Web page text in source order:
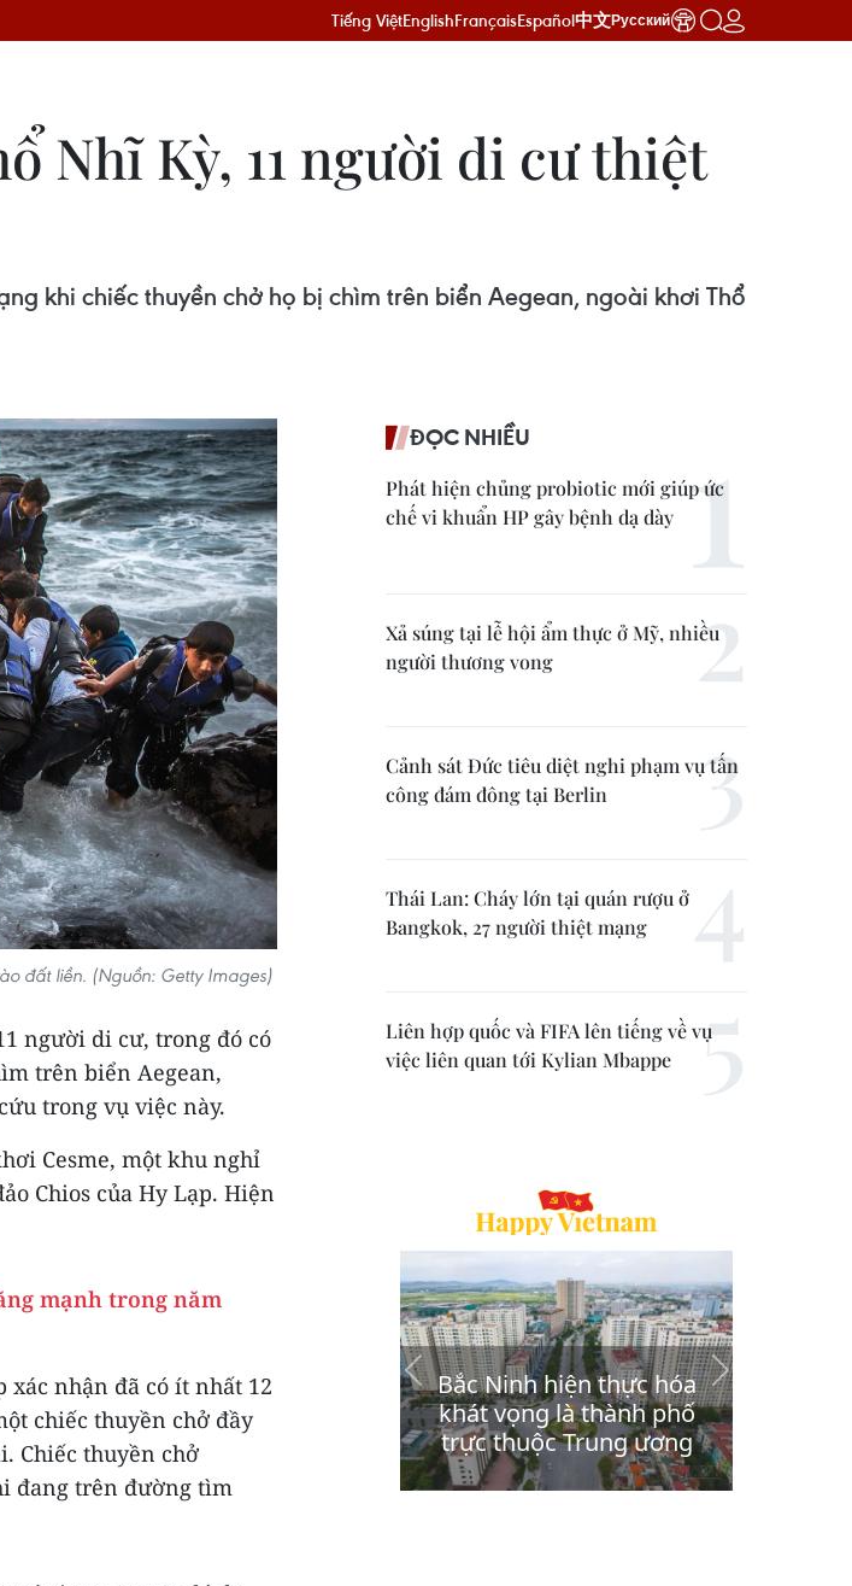
Tiếng ViệtEnglishFrançaisEspañol中文Русский
Nhĩ Kỳ, 11 người di cư thiệt
khi chiếc thuyền chở họ bị chìm trên biển Aegean, ngoài khơi Thổ
đất liền. (Nguồn: Getty Images)
người di cư, trong đó có
trên biển Aegean,
trong vụ việc này.
Cesme, một khu nghỉ
Chios của Hy Lạp. Hiện
mạnh trong năm
nhận đã có ít nhất 12
chiếc thuyền chở đầy
Chiếc thuyền chở
đang trên đường tìm
ĐỌC NHIỀU
Phát hiện chủng probiotic mới giúp ức
chế vi khuẩn HP gây bệnh dạ dày
Xả súng tại lễ hội ẩm thực ở Mỹ, nhiều
người thương vong
Cảnh sát Đức tiêu diệt nghi phạm vụ tấn
công đám đông tại Berlin
Thái Lan: Cháy lớn tại quán rượu ở
Bangkok, 27 người thiệt mạng
Liên hợp quốc và FIFA lên tiếng về vụ
việc liên quan tới Kylian Mbappe